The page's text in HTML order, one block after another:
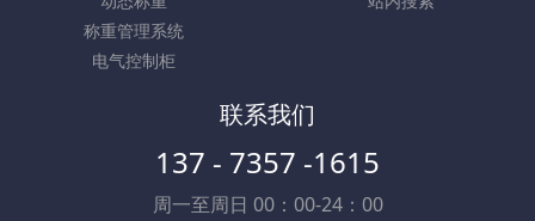
称重管理系统
电气控制柜
联系我们
137 - 7357 -1615
周一至周日 00：00-24：00